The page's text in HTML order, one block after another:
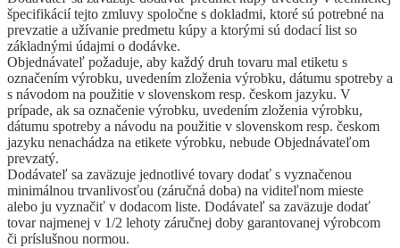
špecifikácií tejto zmluvy spoločne s dokladmi, ktoré sú potrebné na
prevzatie a užívanie predmetu kúpy a ktorými sú dodací list so
základnými údajmi o dodávke.
Objednávateľ požaduje, aby každý druh tovaru mal etiketu s
označením výrobku, uvedením zloženia výrobku, dátumu spotreby a
s návodom na použitie v slovenskom resp. českom jazyku. V
prípade, ak sa označenie výrobku, uvedením zloženia výrobku,
dátumu spotreby a návodu na použitie v slovenskom resp. českom
jazyku nenachádza na etikete výrobku, nebude Objednávateľom
prevzatý.
Dodávateľ sa zaväzuje jednotlivé tovary dodať s vyznačenou
minimálnou trvanlivosťou (záručná doba) na viditeľnom mieste
alebo ju vyznačiť v dodacom liste. Dodávateľ sa zaväzuje dodať
tovar najmenej v 1/2 lehoty záručnej doby garantovanej výrobcom
či príslušnou normou.